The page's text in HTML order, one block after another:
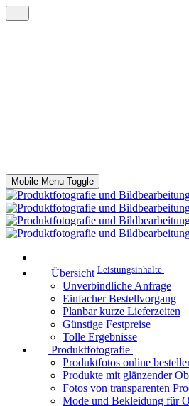
Mobile Menu Toggle
Übersicht Leistungsinhalte
Unverbindliche Anfrage
Einfacher Bestellvorgang
Planbar kurze Lieferzeiten
Günstige Festpreise
Tolle Ergebnisse
Produktfotografie
Produktfotos online
Produkte mit glänzender
Fotos von transparenten
Mode und Bekleidung für